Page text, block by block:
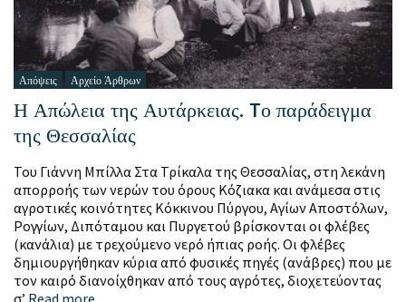
Απόψεις Αρχείο Άρθρων
Η Απώλεια της Αυτάρκειας. Tο παράδειγμα
της Θεσσαλίας
Του Γιάννη Μπίλλα Στα Τρίκαλα της Θεσσαλίας, στη λεκάνη
απορροής των νερών του όρους Κόζιακα και ανάμεσα στις
αγροτικές κοινότητες Κόκκινου Πύργου, Αγίων Αποστόλων,
Ρογγίων, Διπόταμου και Πυργετού βρίσκονται οι φλέβες
(κανάλια) με τρεχούμενο νερό ήπιας ροής. Οι φλέβες
δημιουργήθηκαν κύρια από φυσικές πηγές (ανάβρες) που με
τον καιρό διανοίχθηκαν από τους αγρότες, διοχετεύοντας